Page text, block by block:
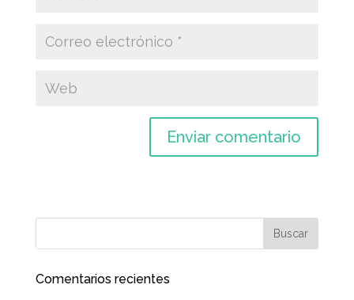
Comentarios recientes